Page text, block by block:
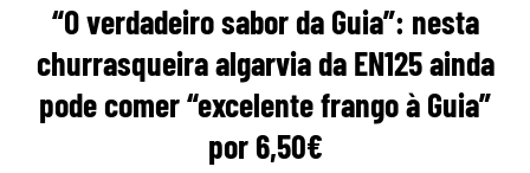
“O verdadeiro sabor da Guia”: nesta
churrasqueira algarvia da EN125 ainda
pode comer “excelente frango à Guia”
por 6,50€